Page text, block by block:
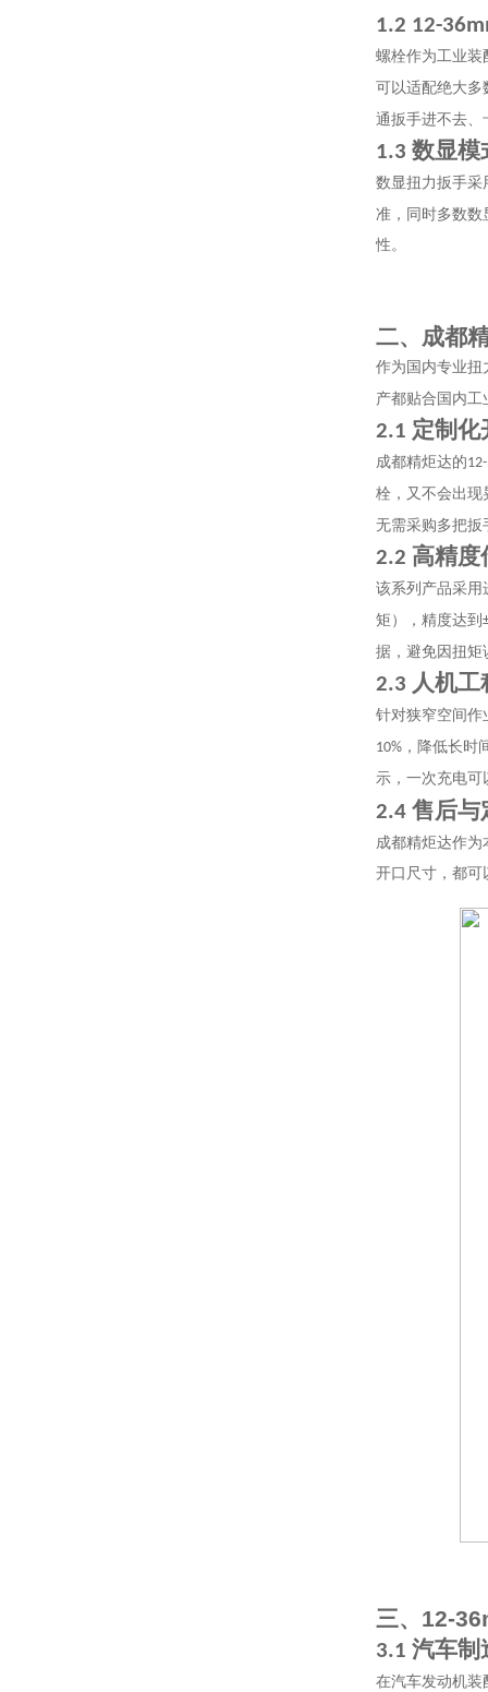
1.2 12-
螺栓作为工业装
可以适配绝大多
通扳手进不去、
1.3 数显模
数显扭力扳手采
准，同时多数数
性。
二、成都
作为国内专业扭
产都贴合国内
2.1 定制化
成都精炬达的
栓，又不会出现
无需采购多把扳
2.2 高精度
该系列产品采用
矩），精度达到
据，避免因扭矩
2.3 人机工
针对狭窄空间作
10%，降低长时
示，一次充电可
2.4 售后与
成都精炬达作
开口尺寸，都可
三、 12-
3.1 汽车制
在汽车发动机装